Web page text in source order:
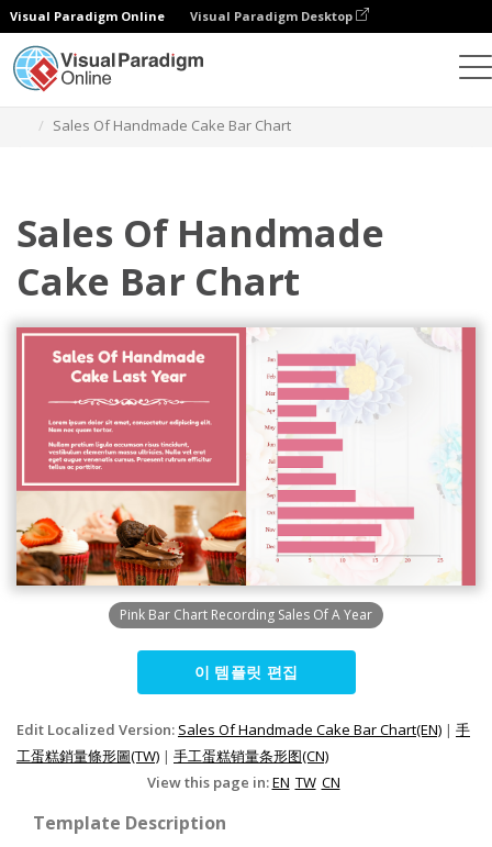
Visual Paradigm Online Visual Paradigm Desktop
Sales Of Handmade Cake Bar Chart
Sales Of Handmade
Cake Bar Chart
Pink Bar Chart Recording Sales Of A Year
이 템플릿 편집
Edit Localized Version: Sales Of Handmade Cake Bar Chart(EN) | 手
工蛋糕銷量條形圖(TW) | 手工蛋糕销量条形图(CN)
View this page in:EN TW CN
Template Description